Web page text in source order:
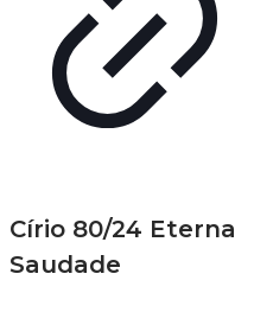
Círio 80/24 Eterna
Saudade